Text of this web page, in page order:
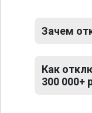
Зачем
Как
300 000+